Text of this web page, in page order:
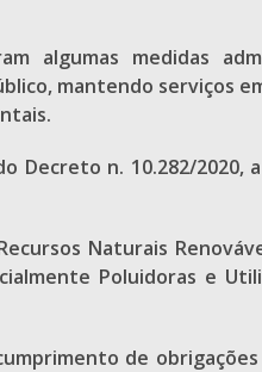
algumas medidas
mantendo serviços
Decreto n. 10.282/2020,
Naturais
Poluidoras e
de